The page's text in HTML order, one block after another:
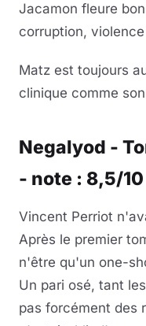
Jacamon fleure
corruption,
Matz est toujours
clinique comme
Negalyod -
- note : 8,5/10
Vincent Perriot
Après le premier
n'être qu'un one-
Un pari osé, tant
pas forcément des